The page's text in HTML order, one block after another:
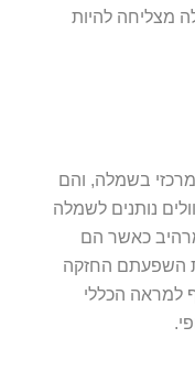
מצליחה להיות
בשמלה, והם
נותנים לשמלה
כאשר הם
השפעתם החזקה
למראה הכללי